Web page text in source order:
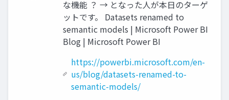
な機能 ？ → となった人が本日のターゲ
ットです。 Datasets renamed to
semantic models | Microsoft Power BI
Blog | Microsoft Power BI
https://powerbi.microsoft.com/en-
us/blog/datasets-renamed-to-
semantic-models/